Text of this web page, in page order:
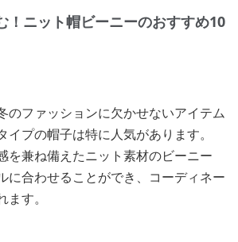
！ニット帽ビーニーのおすすめ10
のファッションに欠かせないアイテム
イプの帽子は特に人気があります。
を兼ね備えたニット素材のビーニー
に合わせることができ、コーディネー
す。